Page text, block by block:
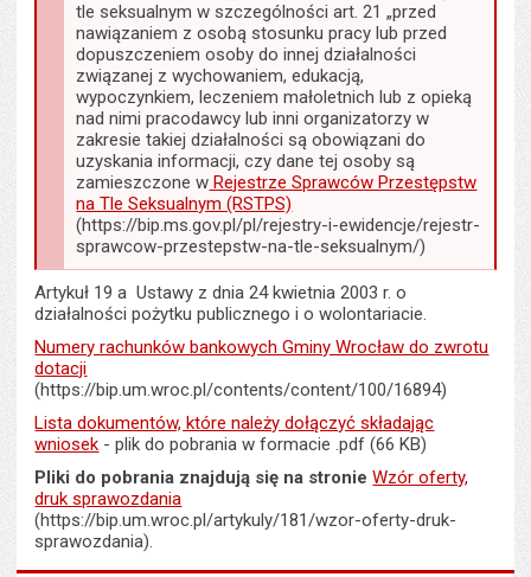
tle seksualnym w szczególności art. 21 „przed
nawiązaniem z osobą stosunku pracy lub przed
dopuszczeniem osoby do innej działalności
związanej z wychowaniem, edukacją,
wypoczynkiem, leczeniem małoletnich lub z opieką
nad nimi pracodawcy lub inni organizatorzy w
zakresie takiej działalności są obowiązani do
uzyskania informacji, czy dane tej osoby są
zamieszczone w Rejestrze Sprawców Przestępstw
na Tle Seksualnym (RSTPS)
(https://bip.ms.gov.pl/pl/rejestry-i-ewidencje/rejestr-
sprawcow-przestepstw-na-tle-seksualnym/)
Artykuł 19 a Ustawy z dnia 24 kwietnia 2003 r. o
działalności pożytku publicznego i o wolontariacie.
Numery rachunków bankowych Gminy Wrocław do zwrotu
dotacji
(https://bip.um.wroc.pl/contents/content/100/16894)
Lista dokumentów, które należy dołączyć składając
wniosek - plik do pobrania w formacie .pdf (66 KB)
Pliki do pobrania znajdują się na stronie Wzór oferty,
druk sprawozdania
(https://bip.um.wroc.pl/artykuly/181/wzor-oferty-druk-
sprawozdania).